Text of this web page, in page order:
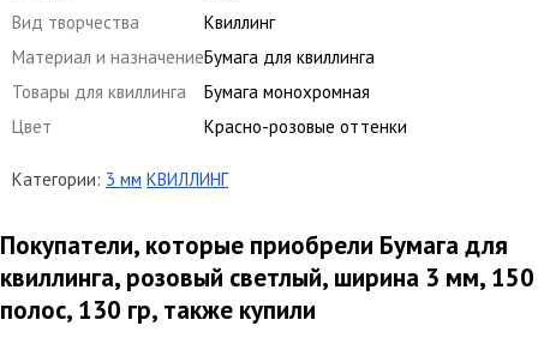
Вид творчества
Квиллинг
Материал и назначениеБумага для квиллинга
Товары для квиллинга
Бумага монохромная
Цвет
Красно-розовые оттенки
Категории: 3 мм КВИЛЛИНГ
Покупатели, которые приобрели Бумага для
квиллинга, розовый светлый, ширина 3 мм, 150
полос, 130 гр, также купили